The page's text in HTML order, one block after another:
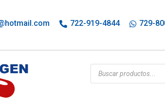
722-919-4844 729-
Búsqueda
de
productos